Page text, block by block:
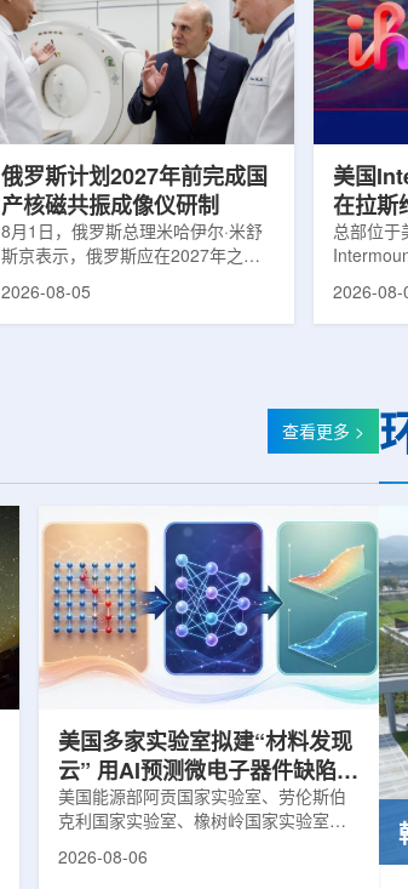
177是当前全球放射性药物市场中应
用较广的治疗性放射性同位素，可用
于前列腺癌、神经内分泌肿瘤等疾病
相关放射性药物。此前，韩国所需
Lu-177完全依赖进口。由于其半衰
期约为6.6天，从生产、运输到药物
长宋云涛
经理陈永
俊、光若
中科离子
围绕核医
俄罗斯计划2027年前完成国
产核磁共振成像仪研制
8月1日，俄罗斯总理米哈伊尔·米舒
斯京表示，俄罗斯应在2027年之前
完成国产核磁共振成像仪的研制工
家原子能公司推进，并称该设备预计
核磁共振成像仪。该设备若按计划
2026-08-05
美国
在拉斯
所，配
速器
总部位于
加斯西南
开放日活
了此前分
疗服务。
括成人及...
2026-08-
查看更多 >
美国多家实验室拟建“材料发现
云” 用AI预测微电子器件缺陷影
响
美国能源部阿贡国家实验室、劳伦斯伯
克利国家实验室、橡树岭国家实验室和
2026-08-06